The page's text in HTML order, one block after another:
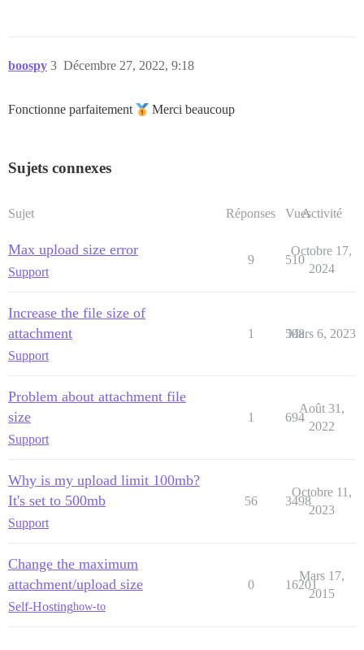
boospy Décembre 27, 2022, 9:18
3
Fonctionne parfaitement Merci beaucoup
Sujets connexes
Sujet Réponses VuesActivité
Max upload size error
Support
9 510
Octobre 17,
2024
Increase the file size of
attachment
Support
1 598
Mars 6, 2023
Problem about attachment file
size
Support
1 694
Août 31,
2022
Why is my upload limit 100mb?
It's set to 500mb
Support
56 3498
Octobre 11,
2023
Change the maximum
attachment/upload size
Self-Hostinghow-to
0 16201
Mars 17,
2015